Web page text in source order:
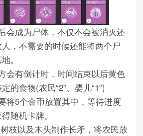
会成为尸体，不仅不会被消灭还
，不需要的时候还能将两个尸
。
会有倒计时，时间结束以后黄色
的食物(农民“2”、婴儿“1”)
将5个金币放置其中，等待进度
随机卡牌。
枝以及木头制作长矛，将农民放